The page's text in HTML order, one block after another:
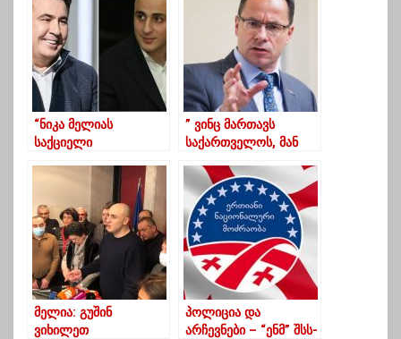
ფარგლებში მოჰყვება
რეაგირება- კალაძე
“ნიკა მელიას
საქციელი
” ვინც მართავს
საქართველოს, მან
ოპოზიციის
დაპატიმრება”
მელია: გუშინ
ვიხილეთ
პოლიცია და
არჩევნები – “ენმ” შსს-